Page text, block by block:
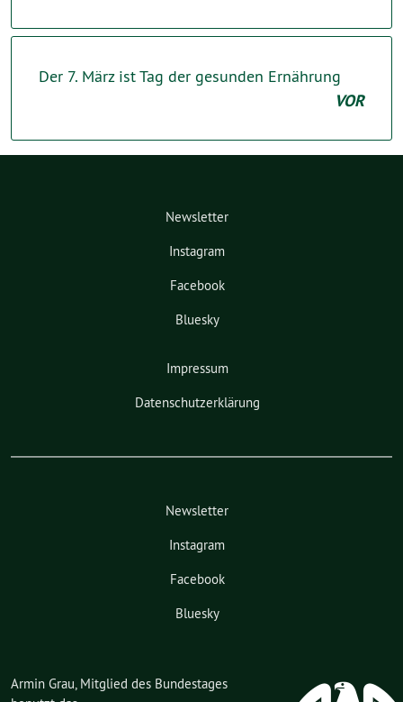
Der 7. März ist Tag der gesunden Ernährung
VOR
Newsletter
Instagram
Facebook
Bluesky
Impressum
Datenschutzerklärung
Newsletter
Instagram
Facebook
Bluesky
Armin Grau, Mitglied des Bundestages